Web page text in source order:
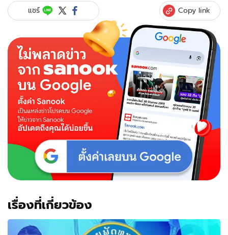
ผู้
ชนะ
ประกวด
ภาพ
วาด
ระบาย
“รถยนต์
ฝัน”
“TOYOTA
Dream
Car
Contest
2026”
แชร์ Copy link
เรื่องที่เกี่ยวข้อง